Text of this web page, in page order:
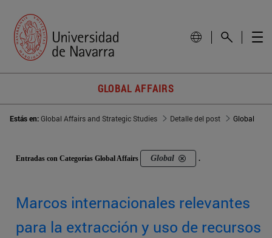
GLOBAL AFFAIRS
Estás en:Global Affairs and Strategic Studies Detalle del post Global
Entradas con Categorías Global Affairs Global .
Marcos internacionales relevantes
para la extracción y uso de recursos